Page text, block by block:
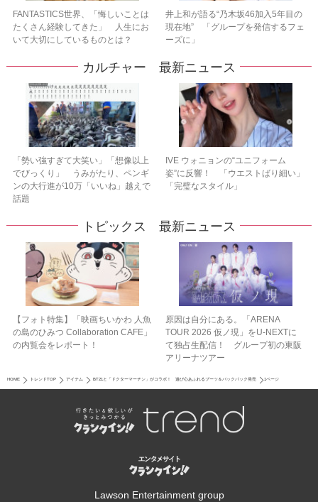
FANTASTICS世界、「悔しいことは
たくさん経験してきた」 人生にお
いて大切にしているものとは？
井上和が語る“乃木坂46加入5年目の
現在地” 「グループを発信するフェ
ーズに」
カルチャー 最新ニュース
「勢い強すぎて大笑い」「想像以上
でびっくり」 うみがたり、ペンギ
ンの大行進が10万「いいね」越えで
話題
IVE ウォニョンの“ユニフォーム
姿”に反響！ 「ウエストばり細い」
「完璧なスタイル」
トピックス 最新ニュース
【フォト特集】「映画ちいかわ 人魚
の島のひみつ Collaboration CAFE」
の内覧会をレポート！
原因は自分にある。「ARENA
TOUR 2026 仮ノ現」をU-NEXTに
て独占生配信！ グループ初の東阪
アリーナツアー
HOME トレンドTOP アイテム BT21と「ドクターマーチン」がコラボ！ 遊び心あふれるブーツ＆バックパック発売 1ページ
Lawson Entertainment group